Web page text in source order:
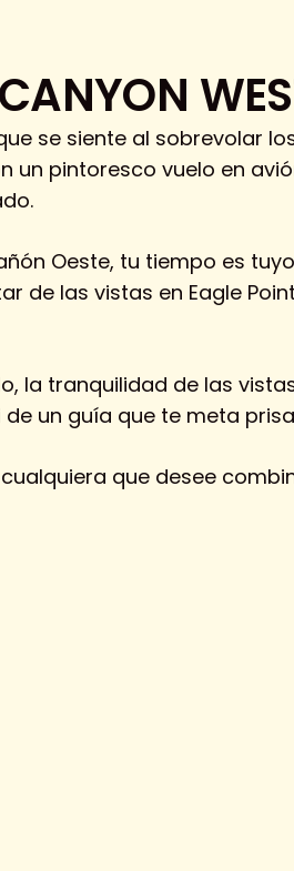
se siente al sobrevolar
un pintoresco vuelo en
Oeste, tu tiempo es
de las vistas en Eagle
la tranquilidad de las
un guía que te meta
que desee